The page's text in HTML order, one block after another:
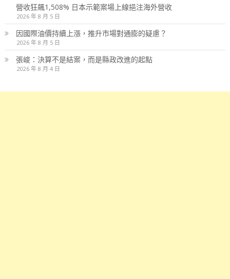
營收狂飆1,508% 日本示範案場上線挹注海外營收
2026 年 8 月 5 日
因國際油價持續上漲，推升市場對通膨的疑慮？
2026 年 8 月 5 日
張峻：決算不是結案，而是縣政改進的起點
2026 年 8 月 4 日